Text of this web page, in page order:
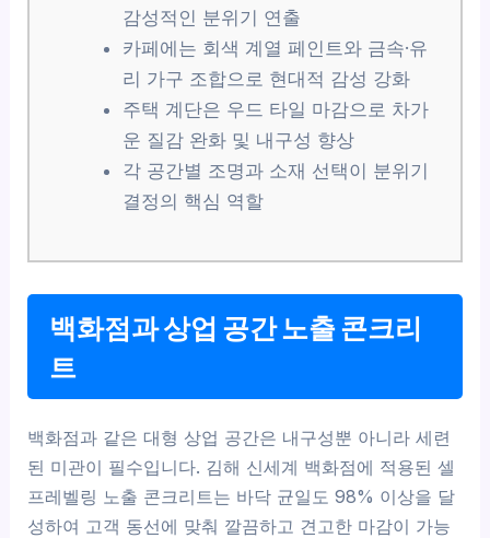
감성적인 분위기 연출
카페에는 회색 계열 페인트와 금속·유
리 가구 조합으로 현대적 감성 강화
주택 계단은 우드 타일 마감으로 차가
운 질감 완화 및 내구성 향상
각 공간별 조명과 소재 선택이 분위기
결정의 핵심 역할
백화점과 상업 공간 노출 콘크리
트
백화점과 같은 대형 상업 공간은 내구성뿐 아니라 세련
된 미관이 필수입니다. 김해 신세계 백화점에 적용된 셀
프레벨링 노출 콘크리트는 바닥 균일도 98% 이상을 달
성하여 고객 동선에 맞춰 깔끔하고 견고한 마감이 가능